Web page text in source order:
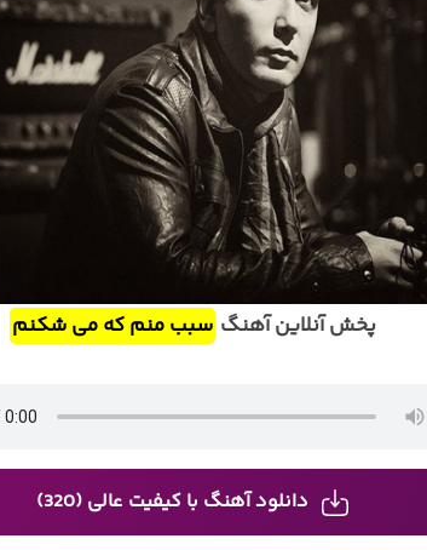
پخش آنلاین آهنگ سبب منم که می شکنم
دانلود آهنگ با کیفیت عالی (320)